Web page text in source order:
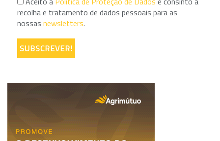
recolha e tratamento de dados pessoais para as
nossas newsletters.